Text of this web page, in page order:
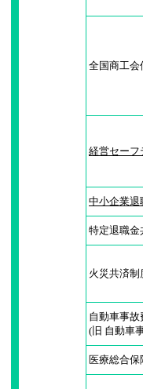
全国商工会
経営セーフ
中小企業退
特定退職金
火災共済制
自動車事
(旧 自動車
医療総合保